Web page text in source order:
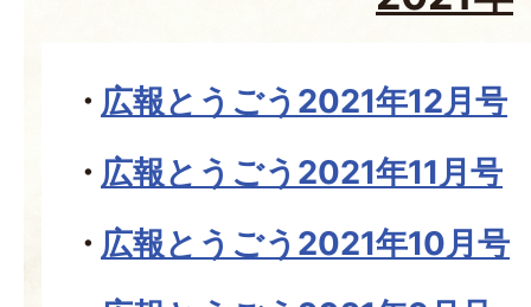
広報とうごう2021年12月号
広報とうごう2021年11月号
広報とうごう2021年10月号